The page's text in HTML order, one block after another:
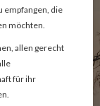
empfangen, die
möchten.
allen gerecht
für ihr